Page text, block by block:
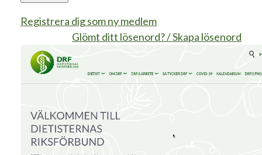
Registrera dig som ny medlem
Glömt ditt lösenord? / Skapa lösenord